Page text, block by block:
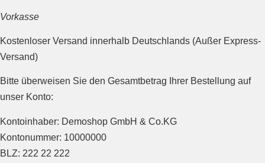
Vorkasse
Kostenloser Versand innerhalb Deutschlands (Außer Express-
Versand)
Bitte überweisen Sie den Gesamtbetrag Ihrer Bestellung auf
unser Konto:
Kontoinhaber: Demoshop GmbH & Co.KG
Kontonummer: 10000000
BLZ: 222 22 222